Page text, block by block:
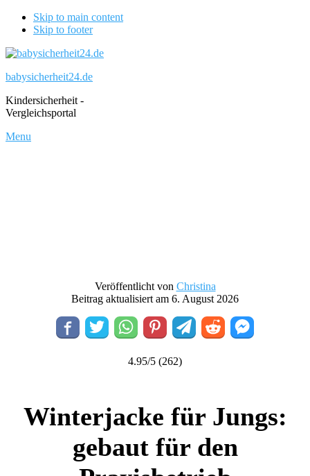
Skip to main content
Skip to footer
babysicherheit24.de
Kindersicherheit -
Vergleichsportal
Menu
Veröffentlicht von Christina
Beitrag aktualisiert am 6. August 2026
4.95/5 (262)
Winterjacke für Jungs:
gebaut für den